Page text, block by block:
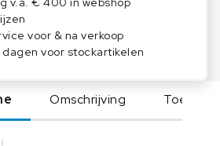
voor & na verkoop
dagen voor stockartikelen
Omschrijving